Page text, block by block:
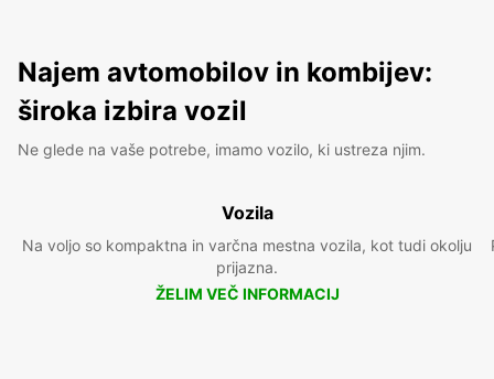
Najem avtomobilov in kombijev:
široka izbira vozil
Ne glede na vaše potrebe, imamo vozilo, ki ustreza njim.
Vozila
Na voljo so kompaktna in varčna mestna vozila, kot tudi okolju
prijazna.
ŽELIM VEČ INFORMACIJ